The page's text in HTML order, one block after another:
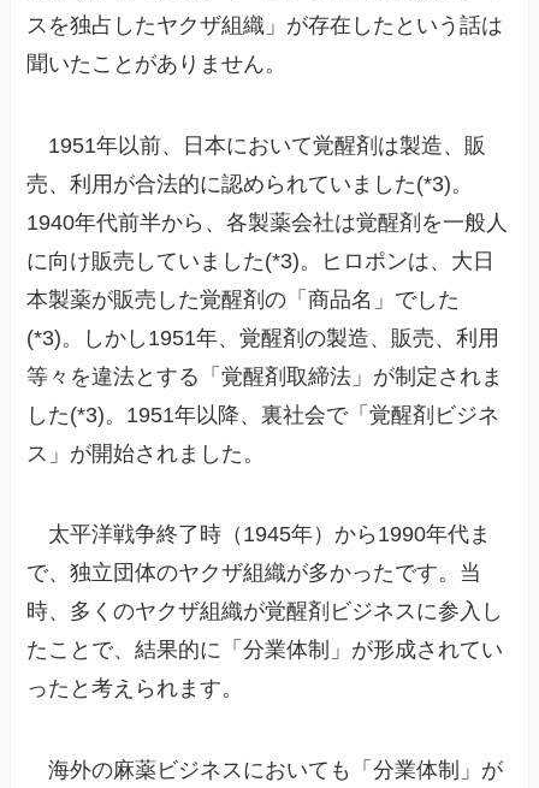
スを独占したヤクザ組織」が存在したという話は
聞いたことがありません。
1951年以前、日本において覚醒剤は製造、販
売、利用が合法的に認められていました(*3)。
1940年代前半から、各製薬会社は覚醒剤を一般人
に向け販売していました(*3)。ヒロポンは、大日
本製薬が販売した覚醒剤の「商品名」でした
(*3)。しかし1951年、覚醒剤の製造、販売、利用
等々を違法とする「覚醒剤取締法」が制定されま
した(*3)。1951年以降、裏社会で「覚醒剤ビジネ
ス」が開始されました。
太平洋戦争終了時（1945年）から1990年代ま
で、独立団体のヤクザ組織が多かったです。当
時、多くのヤクザ組織が覚醒剤ビジネスに参入し
たことで、結果的に「分業体制」が形成されてい
ったと考えられます。
海外の麻薬ビジネスにおいても「分業体制」が